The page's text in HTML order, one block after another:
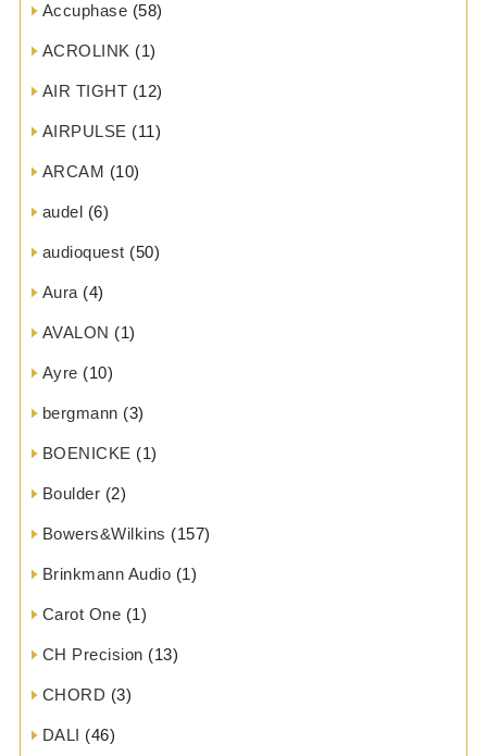
Accuphase (58)
ACROLINK (1)
AIR TIGHT (12)
AIRPULSE (11)
ARCAM (10)
audel (6)
audioquest (50)
Aura (4)
AVALON (1)
Ayre (10)
bergmann (3)
BOENICKE (1)
Boulder (2)
Bowers&Wilkins (157)
Brinkmann Audio (1)
Carot One (1)
CH Precision (13)
CHORD (3)
DALI (46)